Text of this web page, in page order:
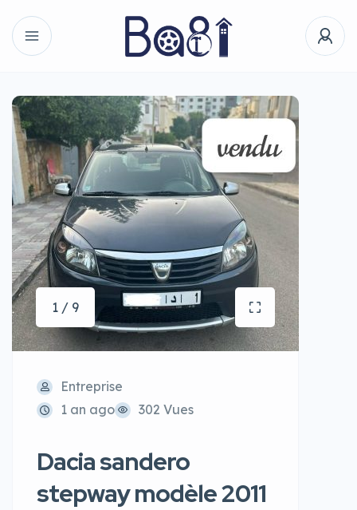
1 / 9
Entreprise
1 an ago
302 Vues
Dacia sandero
stepway modèle 2011